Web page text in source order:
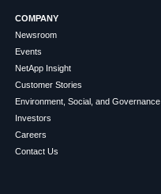
COMPANY
Newsroom
Events
NetApp Insight
Customer Stories
Environment, Social, and Governance
Investors
Careers
Contact Us